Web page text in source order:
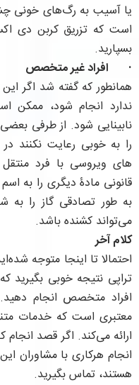
یا آسیب به رگ‌های خونی
است که تزریق کربن دی
بسپارید.
· افراد غیر متخصص
همانطور که گفته شد اگر
ندارد انجام شود، ممکن
نابینایی شود. از طرفی
را به خوبی رعایت نکنند
های ویروسی با فرد
قانونی مادۀ دیگری را به
به طور تصادقی گاز را به
می‌تواند کشنده باشد.
کلام آخر
احتمالا تا اینجا متوجه
تراپی نتیجه خوبی بگیرید
افراد متخصص انجام
معتبری است که خدمات
ارائه می‌کند. اگر قصد انجام
انجام هرکاری با مشاوران
هستند، تماس بگیرید.